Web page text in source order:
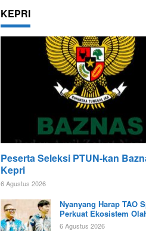
KEPRI
Peserta Seleksi PTUN-kan
Kepri
6 Agustus 2026
Nyanyang Harap TAO
Perkuat Ekosistem
Padel di Kota Batam
6 Agustus 2026